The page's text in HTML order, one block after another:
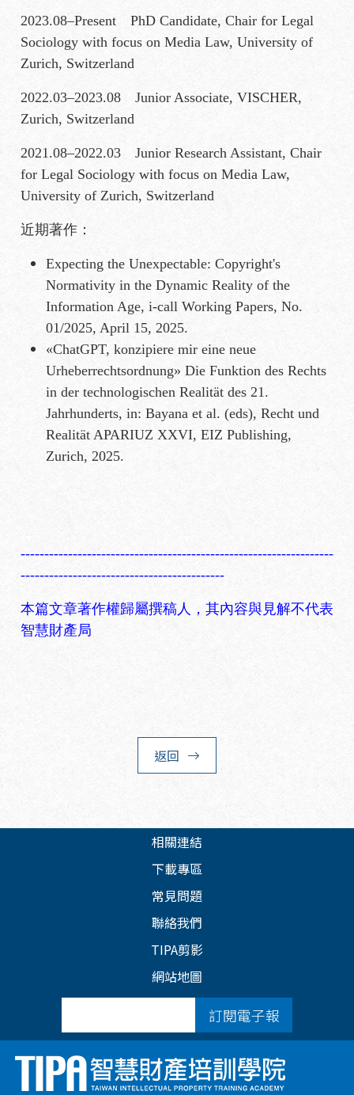
2023.08–Present PhD Candidate, Chair for Legal
Sociology with focus on Media Law, University of
Zurich, Switzerland
2022.03–2023.08 Junior Associate, VISCHER,
Zurich, Switzerland
2021.08–2022.03 Junior Research Assistant, Chair
for Legal Sociology with focus on Media Law,
University of Zurich, Switzerland
近期著作：
Expecting the Unexpectable: Copyright's
Normativity in the Dynamic Reality of the
Information Age, i-call Working Papers, No.
01/2025, April 15, 2025.
«ChatGPT, konzipiere mir eine neue
Urheberrechtsordnung» Die Funktion des Rechts
in der technologischen Realität des 21.
Jahrhunderts, in: Bayana et al. (eds), Recht und
Realität APARIUZ XXVI, EIZ Publishing,
Zurich, 2025.
------------------------------------------------------------------
-------------------------------------------
本篇文章著作權歸屬撰稿人，其內容與見解不代表
智慧財產局
返回
相關連結
下載專區
常見問題
聯絡我們
TIPA剪影
網站地圖
訂閱電子報